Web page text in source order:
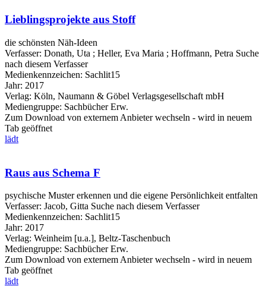
Lieblingsprojekte aus Stoff
die schönsten Näh-Ideen
Verfasser: Donath, Uta ; Heller, Eva Maria ; Hoffmann, Petra Suche
nach diesem Verfasser
Medienkennzeichen: Sachlit15
Jahr: 2017
Verlag: Köln, Naumann & Göbel Verlagsgesellschaft mbH
Mediengruppe: Sachbücher Erw.
Zum Download von externem Anbieter wechseln - wird in neuem
Tab geöffnet
lädt
Raus aus Schema F
psychische Muster erkennen und die eigene Persönlichkeit entfalten
Verfasser: Jacob, Gitta Suche nach diesem Verfasser
Medienkennzeichen: Sachlit15
Jahr: 2017
Verlag: Weinheim [u.a.], Beltz-Taschenbuch
Mediengruppe: Sachbücher Erw.
Zum Download von externem Anbieter wechseln - wird in neuem
Tab geöffnet
lädt